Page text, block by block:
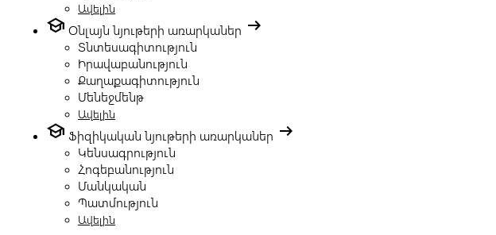
Ավելին
school Օնլայն նյութերի առարկաներ arrow_right_alt
Տնտեսագիտություն
Իրավաբանություն
Քաղաքագիտություն
Մենեջմենթ
Ավելին
school Ֆիզիկական նյութերի առարկաներ arrow_right_alt
Կենսագրություն
Հոգեբանություն
Մանկական
Պատմություն
Ավելին